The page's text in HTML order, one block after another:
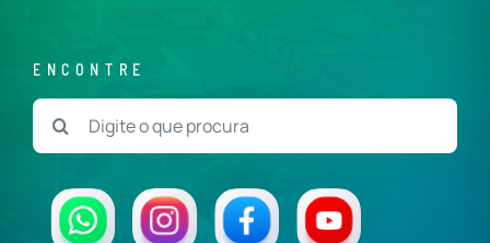
ENCONTRE
Buscar
resultados